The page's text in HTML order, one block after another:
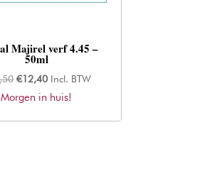
Majirel verf 4.45 –
50ml
Oorspronkelijke
prijs
€12,40Huidige
prijs
Incl. BTW
Morgen in huis!